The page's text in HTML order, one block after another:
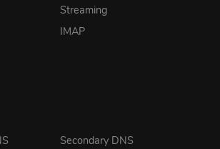
Streaming
IMAP
Secondary DNS